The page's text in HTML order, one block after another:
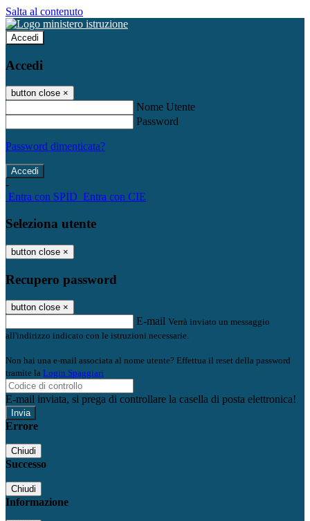
Salta al contenuto
Accedi
Accedi
button close ×
Nome Utente
Password
Password dimenticata?
-
Entra con SPID Entra con CIE
Seleziona utente
button close ×
Recupero password
button close ×
E-mail Verrà inviato un messaggio
all'indirizzo indicato con le istruzioni necessarie.
Non hai una e-mail associata al nome utente? Effettua il reset della password
tramite la Login Spaggiari
E-mail inviata, si prega di controllare la casella di posta elettronica!
Errore
Chiudi
Successo
Chiudi
Informazione